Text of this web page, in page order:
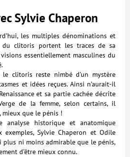
Lieux de…
MiMed
Mobilisations
!
Actes de colloque
Cavalier poche <<
Livres numériques <<
Sylvie Chaperon
les multiples dénominations et
du clitoris portent les traces de sa
essentiellement masculines du
le clitoris reste nimbé d’un mystère
et idées reçues. Ainsi n’aurait-il
et sa partie cachée décrite
de la femme, selon certains, il
mieux que le pénis !
analyse historique et anatomique
exemples, Sylvie Chaperon et Odile
ni moins admirable que le pénis,
d’être mieux connu.